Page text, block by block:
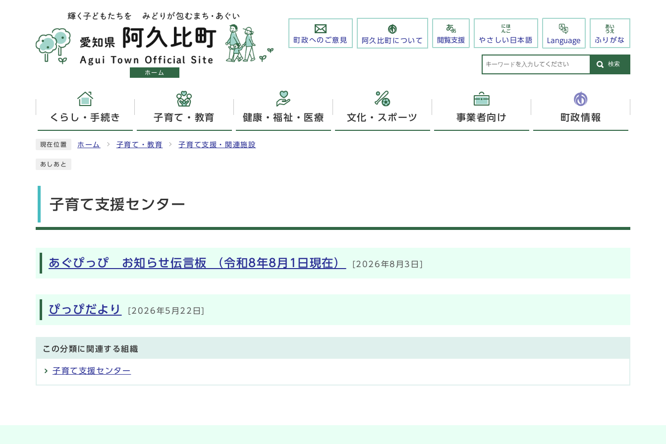
ホーム
町政へのご意見 阿久比町について 閲覧支援 やさしい日本語 Language ふりがな
検索
くらし・手続き 子育て・教育 健康・福祉・医療 文化・スポーツ 事業者向け 町政情報
現在位置 ホーム 子育て・教育 子育て支援・関連施設
あしあと
子育て支援センター
メインメニュー
あぐぴっぴ お知らせ伝言板 （令和8年8月1日現在） [2026年8月3日]
ぴっぴだより [2026年5月22日]
この分類に関連する組織
子育て支援センター